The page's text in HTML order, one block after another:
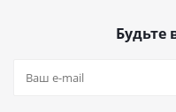
Будьте